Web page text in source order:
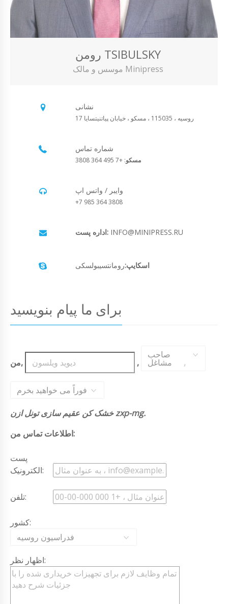
رومن TSIBULSKY
موسس و مالک Minipress
نشانی
روسیه ، 115035 ، مسکو ، خیابان پیاتنیتسایا 17
شماره تماس
مسکو: +7 495 364 3808
وایبر / واتس اپ
+7 985 364 3808
اداره پست: INFO@MINIPRESS.RU
اسکایپ:رومانتسیبولسکی
برای ما پیام بنویسید
من, ,
صاحب
مشاغل ,
فوراً می خواهید بخرم
خشک کن عقیم سازی تونل ازن zxp-mg.
اطلاعات تماس من:
پست
الکترونیک:
تلفن:
کشور:
فدراسیون روسیه
اظهار نظر: